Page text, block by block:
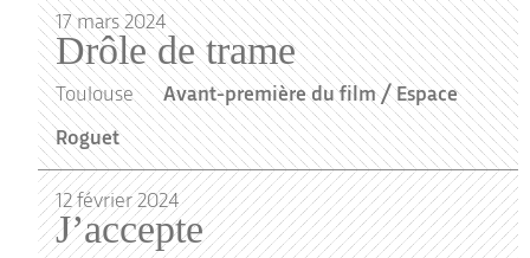
17 mars2024
Drôle de trame
Toulouse
Avant-première du film / Espace
Roguet
12février2024
J’accepte